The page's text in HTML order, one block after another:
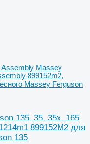
Assembly Massey
899152m2,
Massey Ferguson
135, 35, 35x, 165
899152M2 для
135